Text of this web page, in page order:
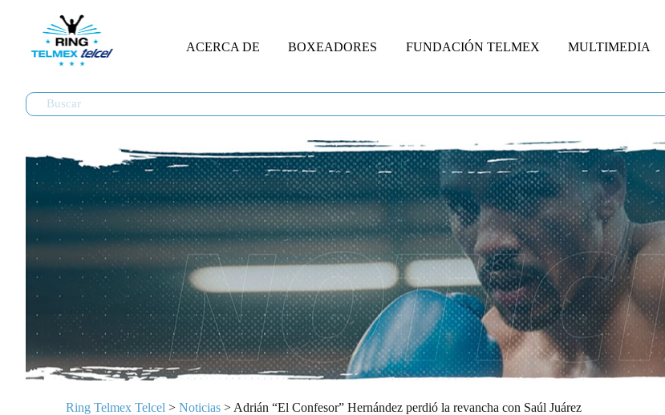
ACERCA DE BOXEADORES FUNDACIÓN TELMEX MULTIMEDIA
Ring Telmex Telcel > Noticias > Adrián “El Confesor” Hernández perdió la revancha con Saúl Juárez